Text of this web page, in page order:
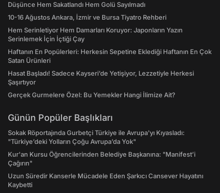
Düşünce Hem Sakatlandı Hem Golü Sayılmadı
10-16 Ağustos Ankara, İzmir ve Bursa Tiyatro Rehberi
Hem Serinletiyor Hem Damarları Koruyor: Japonların Yazın
Serinlemek İçin İçtiği Çay
Haftanın En Popülerleri: Herkesin Sepetine Eklediği Haftanın En Çok
Satan Ürünleri
Hasat Başladı! Sadece Kayseri’de Yetişiyor, Lezzetiyle Herkesi
Şaşırtıyor
Gerçek Gurmelere Özel: Bu Yemekler Hangi İlimize Ait?
Günün Popüler Başlıkları
Sokak Röportajında Gurbetçi Türkiye ile Avrupa'yı Kıyasladı:
"Türkiye’deki Yolların Çoğu Avrupa’da Yok"
Kur'an Kursu Öğrencilerinden Belediye Başkanına: "Manifest’i
Çağırın"
Uzun Süredir Kanserle Mücadele Eden Şarkıcı Cansever Hayatını
Kaybetti